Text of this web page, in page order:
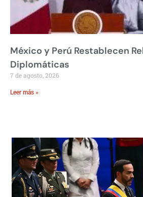
México y Perú Restablecen
Diplomáticas
7 de agosto, 2026
Leer más »